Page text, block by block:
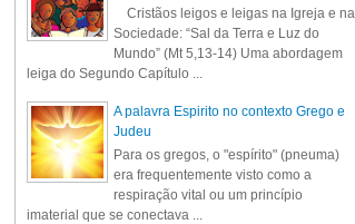
Cristãos leigos e leigas na Igreja e na
Sociedade: “Sal da Terra e Luz do
Mundo” (Mt 5,13-14) Uma abordagem
leiga do Segundo Capítulo ...
A palavra Espirito no contexto Grego e
Judeu
Para os gregos, o "espírito" (pneuma)
era frequentemente visto como a
respiração vital ou um princípio
imaterial que se conectava ...